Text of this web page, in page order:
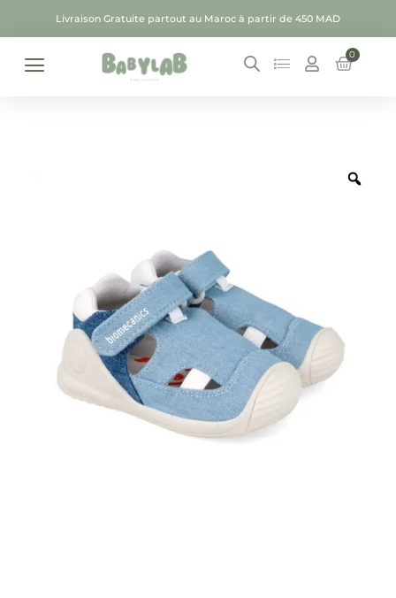
Livraison Gratuite partout au Maroc à partir de 450 MAD
0